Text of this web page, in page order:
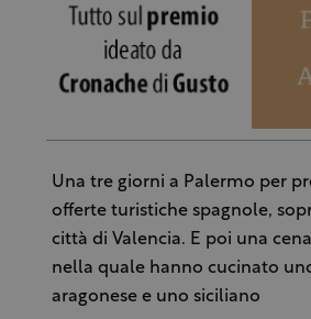
Una tre giorni a Palermo per
offerte turistiche spagnole,
città di Valencia. E poi una
nella quale hanno cucinato
aragonese e uno siciliano